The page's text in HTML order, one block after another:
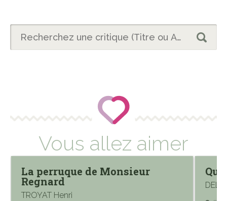
Vous allez aimer
La perruque de Monsieur
Regnard
TROYAT Henri